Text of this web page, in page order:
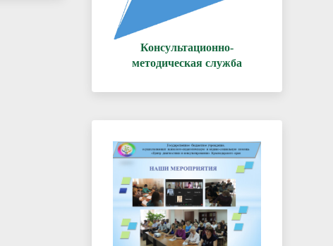
Консультационно-
методическая служба